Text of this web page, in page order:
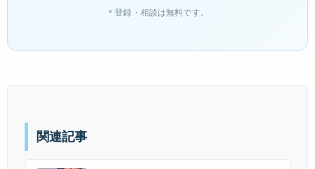
＊登録・相談は無料です。
関連記事